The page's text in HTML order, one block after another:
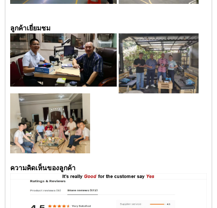
ลูกค้าเยี่ยมชม
ความคิดเห็นของลูกค้า